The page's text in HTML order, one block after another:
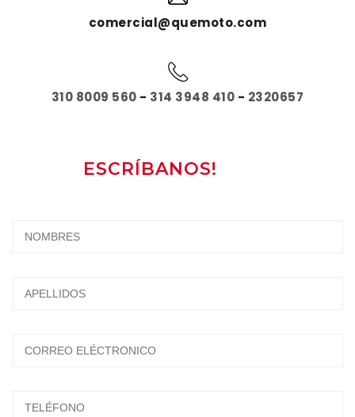
comercial@quemoto.com
310 8009 560 - 314 3948 410 - 2320657
ESCRÍBANOS!